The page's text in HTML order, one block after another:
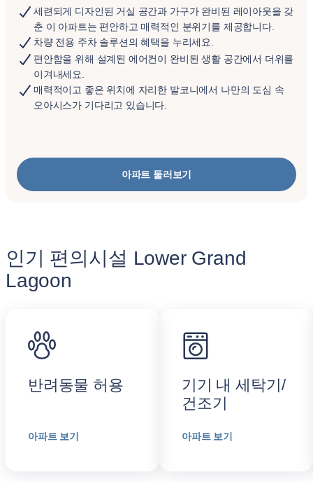
세련되게 디자인된 거실 공간과 가구가 완비된 레이아웃을 갖
춘 이 아파트는 편안하고 매력적인 분위기를 제공합니다.
차량 전용 주차 솔루션의 혜택을 누리세요.
편안함을 위해 설계된 에어컨이 완비된 생활 공간에서 더위를
이겨내세요.
매력적이고 좋은 위치에 자리한 발코니에서 나만의 도심 속
오아시스가 기다리고 있습니다.
아파트 둘러보기
인기 편의시설 Lower Grand
Lagoon
반려동물 허용
아파트 보기
기기 내 세탁기/
건조기
아파트 보기